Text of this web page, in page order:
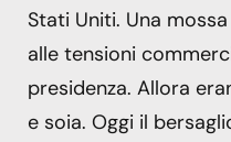
Stati Uniti. Una
alle tensioni
presidenza. Allora
e soia. Oggi il